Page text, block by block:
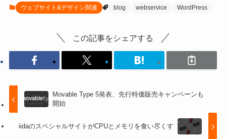
ウェブサイト&デザイン関連 blog webservice WordPress
この記事をシェアする
Movable Type 5発表、先行特価販売キャンペーンも
開始
iidaのスペシャルサイトがCPUとメモリを食い尽くす